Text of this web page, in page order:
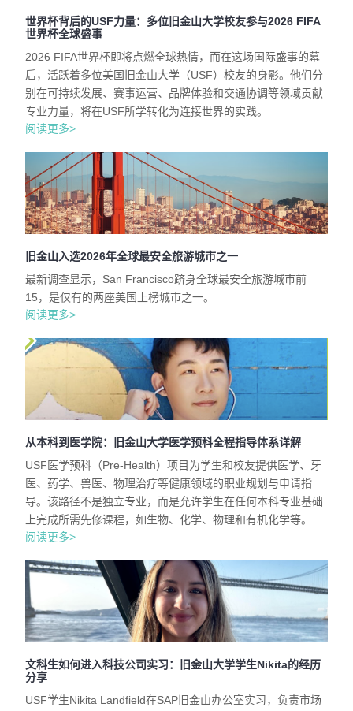
世界杯背后的USF力量：多位旧金山大学校友参与2026 FIFA
世界杯全球盛事
2026 FIFA世界杯即将点燃全球热情，而在这场国际盛事的幕
后，活跃着多位美国旧金山大学（USF）校友的身影。他们分
别在可持续发展、赛事运营、品牌体验和交通协调等领域贡献
专业力量，将在USF所学转化为连接世界的实践。
阅读更多>
旧金山入选2026年全球最安全旅游城市之一
最新调查显示，San Francisco跻身全球最安全旅游城市前
15，是仅有的两座美国上榜城市之一。
阅读更多>
从本科到医学院：旧金山大学医学预科全程指导体系详解
USF医学预科（Pre-Health）项目为学生和校友提供医学、牙
医、药学、兽医、物理治疗等健康领域的职业规划与申请指
导。该路径不是独立专业，而是允许学生在任何本科专业基础
上完成所需先修课程，如生物、化学、物理和有机化学等。
阅读更多>
文科生如何进入科技公司实习：旧金山大学学生Nikita的经历
分享
USF学生Nikita Landfield在SAP旧金山办公室实习，负责市场